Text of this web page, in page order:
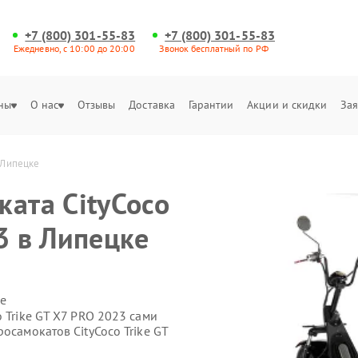
+7 (800) 301-55-83
Ежедневно, с 10:00 до 20:00
+7 (800) 301-55-83
Звонок бесплатный по РФ
О нас Отзывы Доставка Гарантии Акции и скидки
CityCoco
в Липецке
GT X7 PRO 2023 сами
CityCoco Trike GT